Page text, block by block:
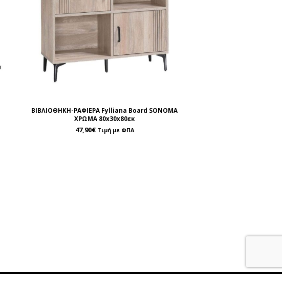
ΒΙΒΛΙΟΘΗΚΗ-ΡΑΦΙΕΡΑ Fylliana Board SONOMA
ΧΡΩΜΑ 80x30x80εκ
47,90€ Τιμή με ΦΠΑ